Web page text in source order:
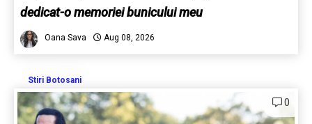
dedicat-o memoriei bunicului meu
Oana Sava Aug 08, 2026
Stiri Botosani
0